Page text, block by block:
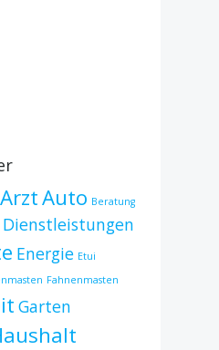
ArztAuto Beratung
Dienstleistungen
Energie Etui
Fahnenmasten
Garten